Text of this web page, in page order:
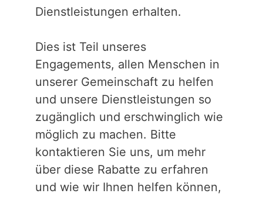
Dienstleistungen erhalten.
Dies ist Teil unseres
Engagements, allen Menschen in
unserer Gemeinschaft zu helfen
und unsere Dienstleistungen so
zugänglich und erschwinglich wie
möglich zu machen. Bitte
kontaktieren Sie uns, um mehr
über diese Rabatte zu erfahren
und wie wir Ihnen helfen können,